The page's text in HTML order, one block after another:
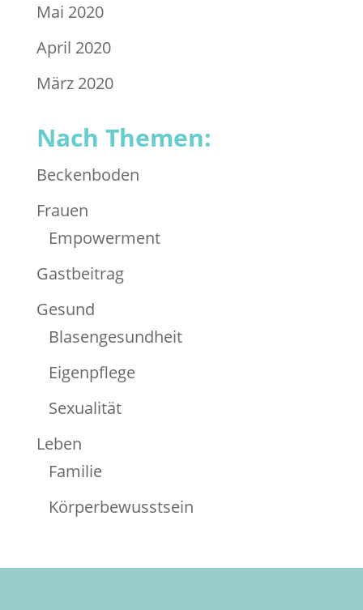
Mai 2020
April 2020
März 2020
Nach Themen:
Beckenboden
Frauen
Empowerment
Gastbeitrag
Gesund
Blasengesundheit
Eigenpflege
Sexualität
Leben
Familie
Körperbewusstsein